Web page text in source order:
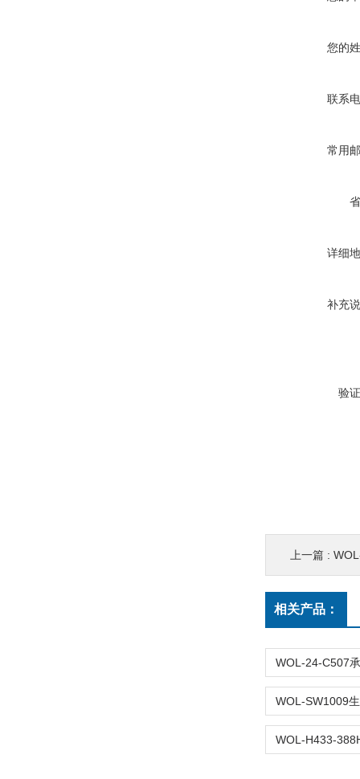
您的
联系
常用
详细
补充
验
上一篇 : WOL-
相关产品：